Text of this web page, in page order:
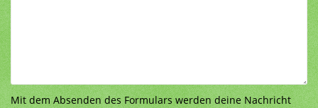
Mit dem Absenden des Formulars werden deine Nachricht